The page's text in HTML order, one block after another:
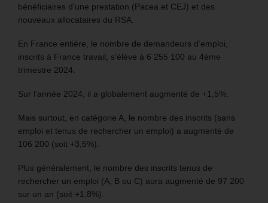
bénéficiaires d’une prestation (Pacea et CEJ) et des
nouveaux allocataires du RSA.
En France entière, le nombre de demandeurs d’emploi,
inscrits à France travail, s’élève à 6 255 100 au 4ème
trimestre 2024.
Sur l’année 2024, il a globalement augmenté de +1,5%.
Mais surtout, en catégorie A, le nombre des inscrits (sans
emploi et tenus de rechercher un emploi) a augmenté de
106 200 (soit +3,5%).
Plus généralement, le nombre des inscrits tenus de
rechercher un emploi (A, B ou C) aura augmenté de 97 200
sur un an (soit +1,8%).